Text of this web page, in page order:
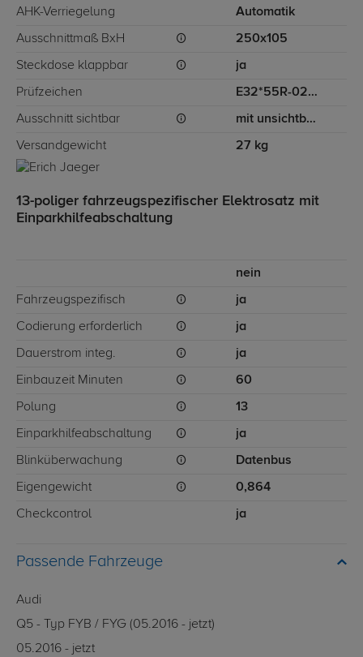
AHK-Verriegelung Automatik
Ausschnittmaß BxH 250x105
Steckdose klappbar ja
Prüfzeichen E32*55R-02*0186
Ausschnitt sichtbar mit unsichtbarem Ausschnitt für Stoßstange
Versandgewicht 27 kg
13-poliger fahrzeugspezifischer Elektrosatz mit
Einparkhilfeabschaltung
nein
Fahrzeugspezifisch ja
Codierung erforderlich ja
Dauerstrom integ. ja
Einbauzeit Minuten 60
Polung 13
Einparkhilfeabschaltung ja
Blinküberwachung Datenbus
Eigengewicht 0,864
Checkcontrol ja
Passende Fahrzeuge
Audi
Q5 - Typ FYB / FYG (05.2016 - jetzt)
05.2016 - jetzt